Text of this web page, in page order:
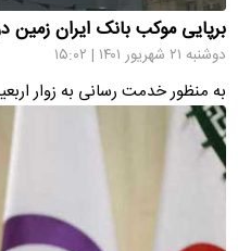
برپایی موکب بانک ایران زمین
دوشنبه ۲۱ شهریور ۱۴۰۱ | ۱۵:۰۲
به منظور خدمت رسانی به زوار